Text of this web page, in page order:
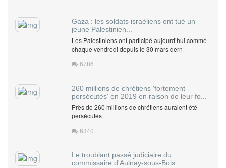
Gaza : les soldats israéliens ont tué un
jeune Palestinien...
Les Palestiniens ont participé aujourd’hui comme
chaque vendredi depuis le 30 mars dern
6786
260 millions de chrétiens 'fortement
persécutés' en 2019 en raison de leur fo...
Près de 260 millions de chrétiens auraient été
persécutés
6340
Le troublant passé judiciaire du
commissaire d'Aulnay-sous-Bois...